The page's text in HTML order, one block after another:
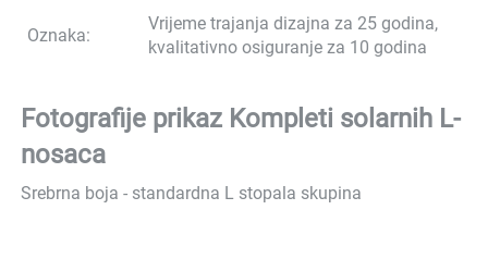
Oznaka:
Vrijeme trajanja dizajna za 25 godina,
kvalitativno osiguranje za 10 godina
Fotografije prikaz Kompleti solarnih L-
nosaca
Srebrna boja - standardna L stopala skupina